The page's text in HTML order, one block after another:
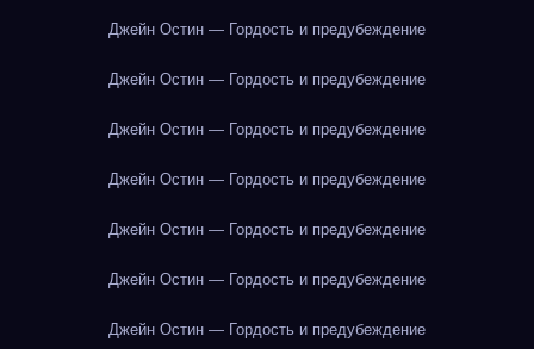
Джейн Остин — Гордость и предубеждение
Джейн Остин — Гордость и предубеждение
Джейн Остин — Гордость и предубеждение
Джейн Остин — Гордость и предубеждение
Джейн Остин — Гордость и предубеждение
Джейн Остин — Гордость и предубеждение
Джейн Остин — Гордость и предубеждение